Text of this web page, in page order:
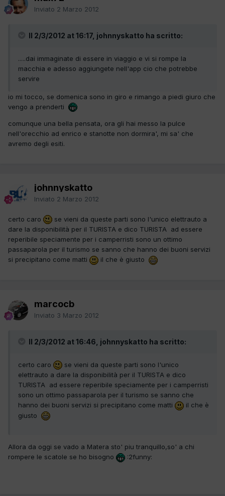
Inviato 2 Marzo 2012
Il 2/3/2012 at 16:17, johnnyskatto ha scritto:
.....dai immaginate di essere in viaggio e vi si rompe la
macchia e adesso aggiungete nell'app cio che potrebbe
servire
io mi tocco, se domenica sono in giro e rimango a piedi giuro che
vengo a prenderti
comunque una bella pensata, ora gli hai messo la pulce
nell'orecchio ad enrico e stanotte non dormira', mi sa' che
avremo degli esiti.
johnnyskatto
Inviato 2 Marzo 2012
certo caro
se vieni da queste parti sono l'unico elettrauto a
dare la disponibilità per il TURISTA e dico TURISTA ad essere
reperibile speciamente per i camperristi sono un ottimo
passaparola per il turismo se sanno che hanno dei buoni servizi
si precipitano come matti
il che è giusto
marcocb
Inviato 3 Marzo 2012
Il 2/3/2012 at 16:46, johnnyskatto ha scritto:
certo caro
se vieni da queste parti sono l'unico
elettrauto a dare la disponibilità per il TURISTA e dico
TURISTA ad essere reperibile speciamente per i camperristi
sono un ottimo passaparola per il turismo se sanno che
hanno dei buoni servizi si precipitano come matti
il che è
giusto
Allora da oggi se vado a Matera sto' piu tranquillo,so' a chi
rompere le scatole se ho bisogno
:2funny: